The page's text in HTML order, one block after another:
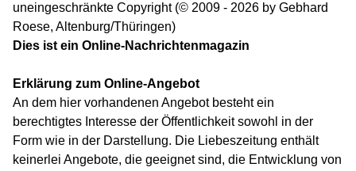
uneingeschränkte Copyright (© 2009 - 2026 by Gebhard
Roese, Altenburg/Thüringen)
Dies ist ein Online-Nachrichtenmagazin
Erklärung zum Online-Angebot
An dem hier vorhandenen Angebot besteht ein
berechtigtes Interesse der Öffentlichkeit sowohl in der
Form wie in der Darstellung. Die Liebeszeitung enthält
keinerlei Angebote, die geeignet sind, die Entwicklung von